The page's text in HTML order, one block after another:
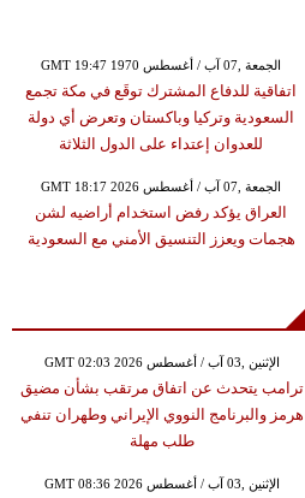
GMT 19:47 1970 الجمعة ,07 آب / أغسطس
اتفاقية للدفاع المشترك توقَع في مكة تجمع
السعودية وتركيا وباكستان وتعرض أي دولة
للعدوان إعتداء على الدول الثلاثة
GMT 18:17 2026 الجمعة ,07 آب / أغسطس
العراق يؤكد رفض استخدام أراضيه لشن
هجمات ويعزز التنسيق الأمني مع السعودية
GMT 02:03 2026 الإثنين ,03 آب / أغسطس
ترامب يتحدث عن اتفاق مرتقب بشأن مضيق
هرمز والبرنامج النووي الإيراني وطهران تنفي
طلب مهلة
GMT 08:36 2026 الإثنين ,03 آب / أغسطس